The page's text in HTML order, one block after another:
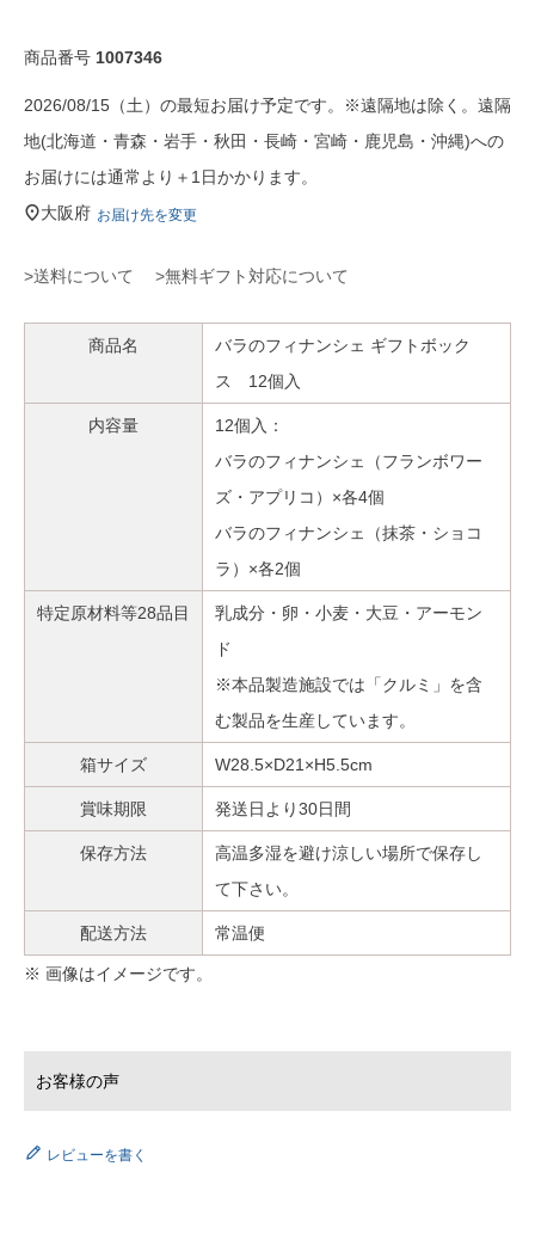
商品番号 1007346
2026/08/15（土）の最短お届け予定です。※遠隔地は除く。遠隔
地(北海道・青森・岩手・秋田・長崎・宮崎・鹿児島・沖縄)への
お届けには通常より＋1日かかります。
大阪府 お届け先を変更
>送料について >無料ギフト対応について
商品名
バラのフィナンシェ ギフトボック
ス 12個入
内容量
12個入：
バラのフィナンシェ（フランボワー
ズ・アプリコ）×各4個
バラのフィナンシェ（抹茶・ショコ
ラ）×各2個
特定原材料等28品目
乳成分・卵・小麦・大豆・アーモン
ド
※本品製造施設では「クルミ」を含
む製品を生産しています。
箱サイズ W28.5×D21×H5.5cm
賞味期限 発送日より30日間
保存方法
高温多湿を避け涼しい場所で保存し
て下さい。
配送方法 常温便
※ 画像はイメージです。
レビューを書く